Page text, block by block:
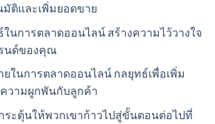
ติและเพิ่มยอดขาย
นการตลาดออนไลน์ สร้างความไว้วางใจ
นด์ของคุณ
ยในการตลาดออนไลน์ กลยุทธ์เพื่อเพิ่ม
วามผูกพันกับลูกค้า
ะตุ้นให้พวกเขาก้าวไปสู่ขั้นตอนต่อไปที่